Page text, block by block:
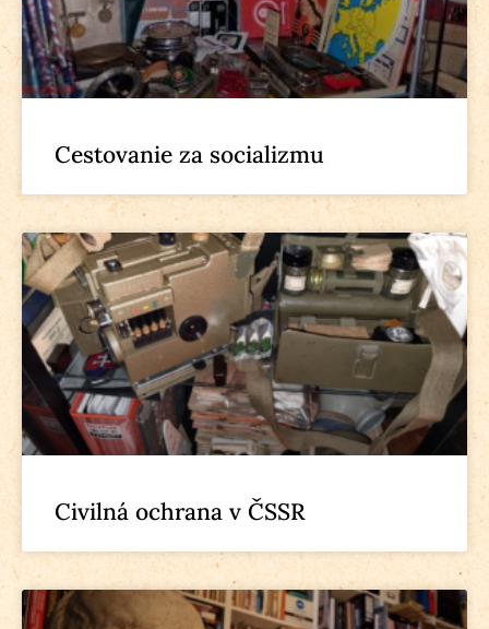
Cestovanie za socializmu
Civilná ochrana v ČSSR